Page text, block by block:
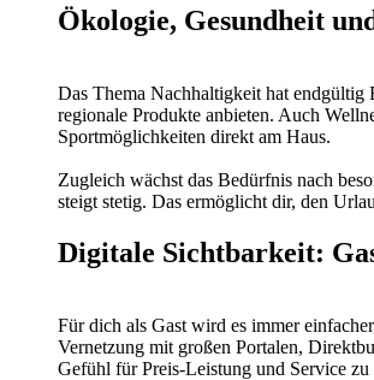
Ökologie, Gesundheit
Das Thema Nachhaltigkeit hat endgültig
regionale Produkte anbieten. Auch
Sportmöglichkeiten direkt am Haus.
Zugleich wächst das Bedürfnis nach
steigt stetig. Das ermöglicht dir, den
Digitale Sichtbarkeit:
Für dich als Gast wird es immer
Vernetzung mit großen Portalen,
Gefühl für Preis-Leistung und Service zu